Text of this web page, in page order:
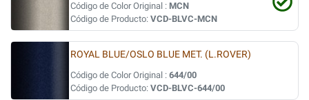
Código de Color Original : MCN
Código de Producto: VCD-BLVC-MCN
ROYAL BLUE/OSLO BLUE MET. (L.ROVER)
Código de Color Original : 644/00
Código de Producto: VCD-BLVC-644/00